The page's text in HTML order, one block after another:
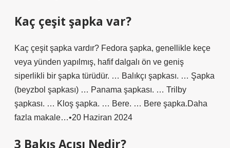
Kaç çeşit şapka var?
Kaç çeşit şapka vardır? Fedora şapka, genellikle keçe
veya yünden yapılmış, hafif dalgalı ön ve geniş
siperlikli bir şapka türüdür. … Balıkçı şapkası. … Şapka
(beyzbol şapkası) … Panama şapkası. … Trilby
şapkası. … Kloş şapka. … Bere. … Bere şapka.Daha
fazla makale…•20 Haziran 2024
3 Bakış Açısı Nedir?